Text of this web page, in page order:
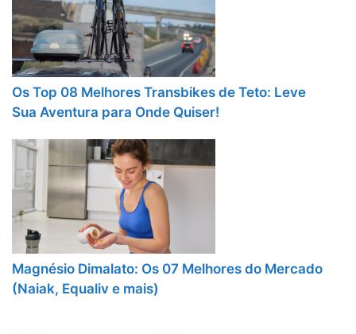
Os Top 08 Melhores Transbikes de Teto: Leve
Sua Aventura para Onde Quiser!
Magnésio Dimalato: Os 07 Melhores do Mercado
(Naiak, Equaliv e mais)